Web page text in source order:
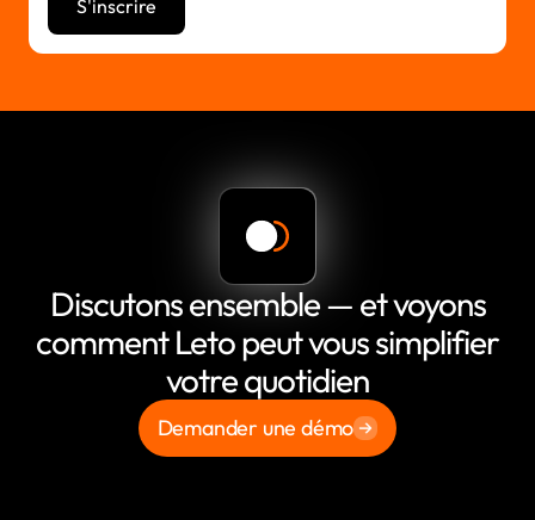
Discutons ensemble — et voyons
comment Leto peut vous simplifier
votre quotidien
Demander une démo